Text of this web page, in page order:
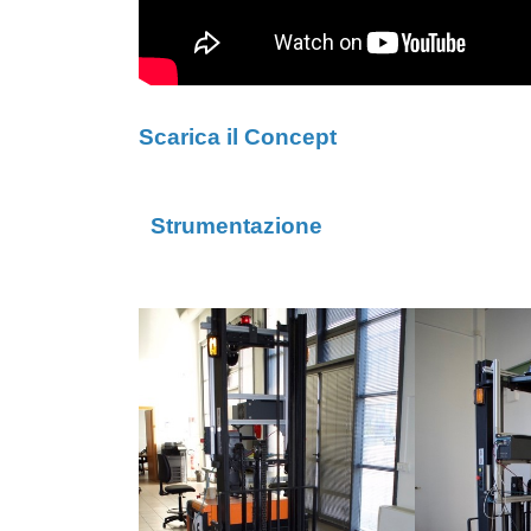
Scarica il Concept
Strumentazione